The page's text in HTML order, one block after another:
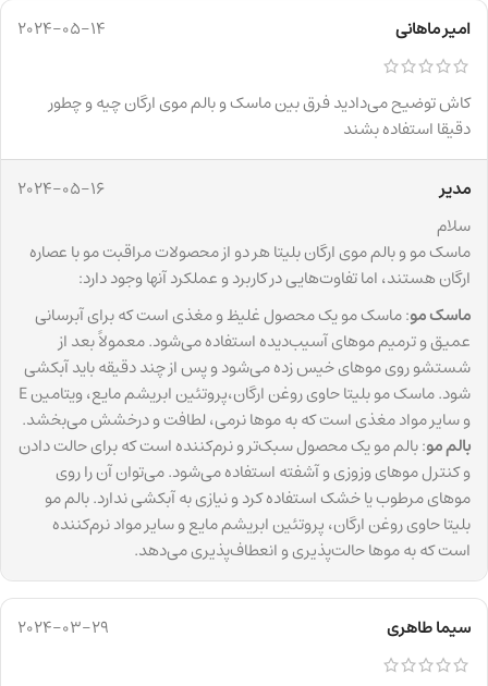
امیر ماهانی 2024-05-14
کاش توضیح می‌دادید فرق بین ماسک و بالم موی ارگان چیه و چطور
دقیقا استفاده بشند
مدیر
2024-05-16
سلام
ماسک مو و بالم موی ارگان بلیتا هر دو از محصولات مراقبت مو با عصاره
ارگان هستند، اما تفاوت‌هایی در کاربرد و عملکرد آنها وجود دارد:
ماسک مو: ماسک مو یک محصول غلیظ و مغذی است که برای آبرسانی
عمیق و ترمیم موهای آسیب‌دیده استفاده می‌شود. معمولاً بعد از
شستشو روی موهای خیس زده می‌شود و پس از چند دقیقه باید آبکشی
شود. ماسک مو بلیتا حاوی روغن ارگان،پروتئین ابریشم مایع، ویتامین E
و سایر مواد مغذی است که به موها نرمی، لطافت و درخشش می‌بخشد.
بالم مو: بالم مو یک محصول سبک‌تر و نرم‌کننده است که برای حالت دادن
و کنترل موهای وزوزی و آشفته استفاده می‌شود. می‌توان آن را روی
موهای مرطوب یا خشک استفاده کرد و نیازی به آبکشی ندارد. بالم مو
بلیتا حاوی روغن ارگان، پروتئین ابریشم مایع و سایر مواد نرم‌کننده
است که به موها حالت‌پذیری و انعطاف‌پذیری می‌دهد.
سیما طاهری 2024-03-29